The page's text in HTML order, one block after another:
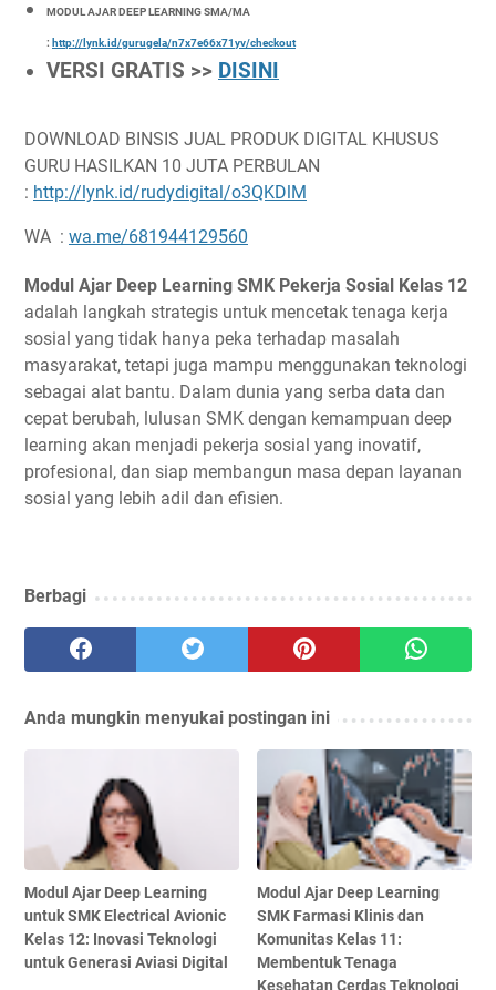
MODUL AJAR DEEP LEARNING SMA/MA
: http://lynk.id/gurugela/n7x7e66x71yv/checkout
VERSI GRATIS >> DISINI
DOWNLOAD BINSIS JUAL PRODUK DIGITAL KHUSUS
GURU HASILKAN 10 JUTA PERBULAN
: http://lynk.id/rudydigital/o3QKDlM
WA : wa.me/681944129560
Modul Ajar Deep Learning SMK Pekerja Sosial Kelas 12
adalah langkah strategis untuk mencetak tenaga kerja
sosial yang tidak hanya peka terhadap masalah
masyarakat, tetapi juga mampu menggunakan teknologi
sebagai alat bantu. Dalam dunia yang serba data dan
cepat berubah, lulusan SMK dengan kemampuan deep
learning akan menjadi pekerja sosial yang inovatif,
profesional, dan siap membangun masa depan layanan
sosial yang lebih adil dan efisien.
Berbagi
Anda mungkin menyukai postingan ini
Modul Ajar Deep Learning
untuk SMK Electrical Avionic
Kelas 12: Inovasi Teknologi
untuk Generasi Aviasi Digital
Modul Ajar Deep Learning
SMK Farmasi Klinis dan
Komunitas Kelas 11:
Membentuk Tenaga
Kesehatan Cerdas Teknologi